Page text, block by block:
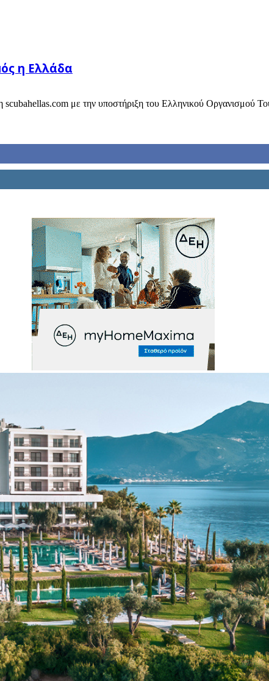
η Ελλάδα
με την υποστήριξη του Ελληνικού Οργανισμού